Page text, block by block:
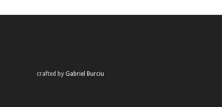
crafted by Gabriel Burciu